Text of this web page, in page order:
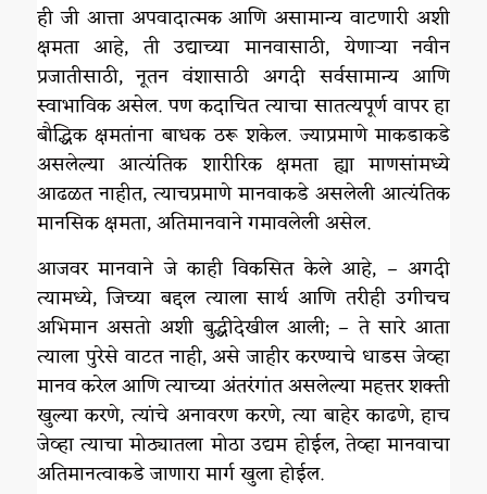
ही जी आत्ता अपवादात्मक आणि असामान्य वाटणारी अशी
क्षमता आहे, ती उद्याच्या मानवासाठी, येणाऱ्या नवीन
प्रजातीसाठी, नूतन वंशासाठी अगदी सर्वसामान्य आणि
स्वाभाविक असेल. पण कदाचित त्याचा सातत्यपूर्ण वापर हा
बौद्धिक क्षमतांना बाधक ठरू शकेल. ज्याप्रमाणे माकडाकडे
असलेल्या आत्यंतिक शारीरिक क्षमता ह्या माणसांमध्ये
आढळत नाहीत, त्याचप्रमाणे मानवाकडे असलेली आत्यंतिक
मानसिक क्षमता, अतिमानवाने गमावलेली असेल.
आजवर मानवाने जे काही विकसित केले आहे, – अगदी
त्यामध्ये, जिच्या बद्दल त्याला सार्थ आणि तरीही उगीचच
अभिमान असतो अशी बुद्धीदेखील आली; – ते सारे आता
त्याला पुरेसे वाटत नाही, असे जाहीर करण्याचे धाडस जेव्हा
मानव करेल आणि त्याच्या अंतरंगांत असलेल्या महत्तर शक्ती
खुल्या करणे, त्यांचे अनावरण करणे, त्या बाहेर काढणे, हाच
जेव्हा त्याचा मोठ्यातला मोठा उद्यम होईल, तेव्हा मानवाचा
अतिमानत्वाकडे जाणारा मार्ग खुला होईल.